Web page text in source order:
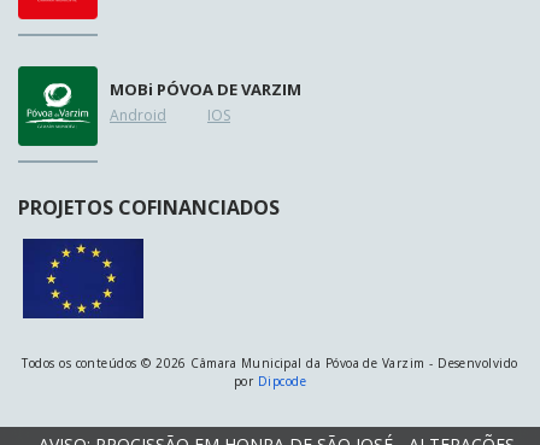
MOBi PÓVOA DE VARZIM
Android IOS
PROJETOS COFINANCIADOS
Todos os conteúdos © 2026 Câmara Municipal da Póvoa de Varzim - Desenvolvido
por Dipcode